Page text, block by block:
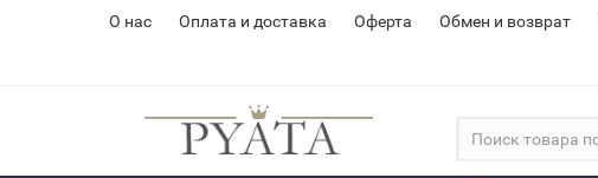
О нас Оплата и доставка Оферта Обмен и возврат